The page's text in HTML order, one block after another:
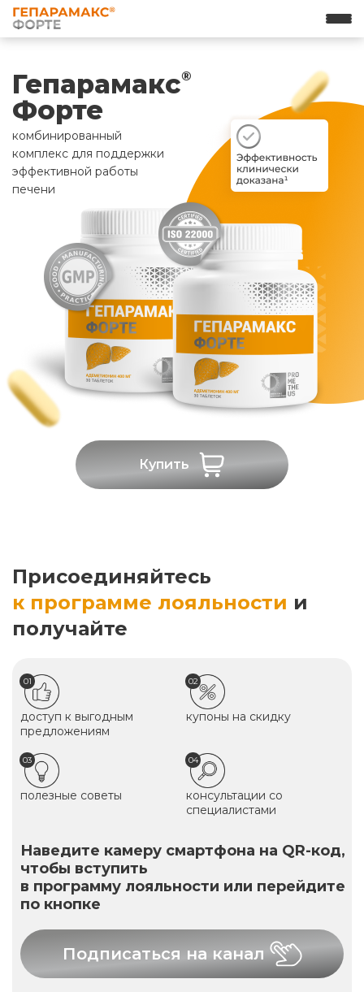
Гепарамакс®
Форте
комбинированный
комплекс для поддержки
эффективной работы
печени
Купить
Присоединяйтесь
к программе лояльности и
получайте
01
доступ к выгодным
предложениям
02
купоны на скидку
03
полезные советы
04
консультации со
специалистами
Наведите камеру смартфона на QR-код,
чтобы вступить
в программу лояльности или перейдите
по кнопке
Подписаться на канал